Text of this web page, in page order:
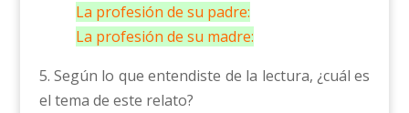
La profesión de su padre:
La profesión de su madre:
5. Según lo que entendiste de la lectura, ¿cuál es
el tema de este relato?